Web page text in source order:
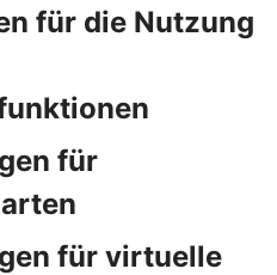
für die Nutzung
für
für virtuelle